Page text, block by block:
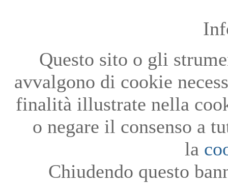
Questo sito o gli
avvalgono di cookie
finalità illustrate nella
o negare il consenso a
la
Chiudendo questo